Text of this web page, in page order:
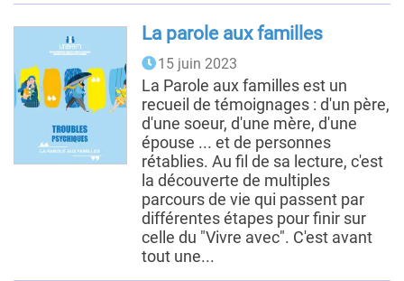
La parole aux familles
15 juin 2023
La Parole aux familles est un
recueil de témoignages : d'un père,
d'une soeur, d'une mère, d'une
épouse ... et de personnes
rétablies. Au fil de sa lecture, c'est
la découverte de multiples
parcours de vie qui passent par
différentes étapes pour finir sur
celle du "Vivre avec". C'est avant
tout une...